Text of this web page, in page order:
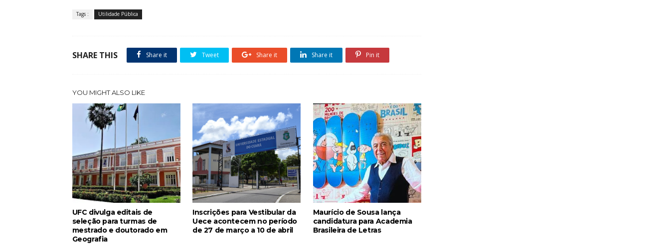
Tags : Utilidade Pública
SHARE THIS Share it Tweet Share it Share it Pin it
YOU MIGHT ALSO LIKE
UFC divulga editais de
seleção para turmas de
mestrado e doutorado em
Geografia
Inscrições para Vestibular da
Uece acontecem no período
de 27 de março a 10 de abril
Maurício de Sousa lança
candidatura para Academia
Brasileira de Letras